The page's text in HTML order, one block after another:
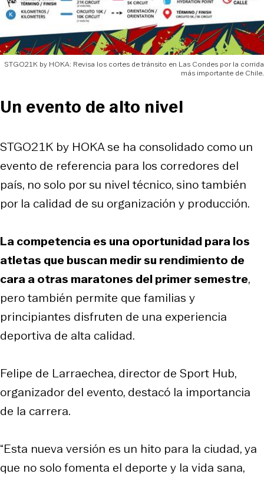
STGO21K by HOKA: Revisa los cortes de tránsito en Las Condes por la corrida
más importante de Chile.
Un evento de alto nivel
STGO21K by HOKA se ha consolidado como un
evento de referencia para los corredores del
país, no solo por su nivel técnico, sino también
por la calidad de su organización y producción.
La competencia es una oportunidad para los
atletas que buscan medir su rendimiento de
cara a otras maratones del primer semestre,
pero también permite que familias y
principiantes disfruten de una experiencia
deportiva de alta calidad.
Felipe de Larraechea, director de Sport Hub,
organizador del evento, destacó la importancia
de la carrera.
“Esta nueva versión es un hito para la ciudad, ya
que no solo fomenta el deporte y la vida sana,